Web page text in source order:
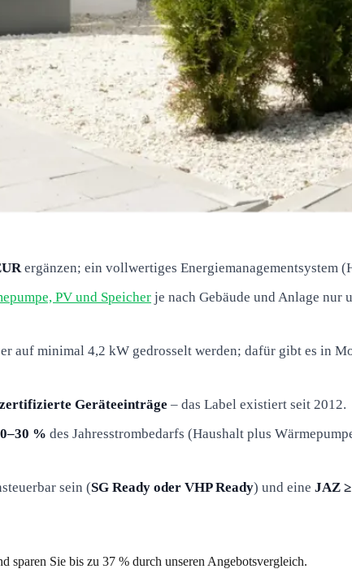
ergänzen; ein vollwertiges Energiemanagementsystem
PV und Speicher je nach Gebäude und Anlage nur
auf minimal 4,2 kW gedrosselt werden; dafür gibt es in
Geräteeinträge – das Label existiert seit 2012.
% des Jahresstrombedarfs (Haushalt plus
sein (SG Ready oder VHP Ready) und eine JAZ
sparen Sie bis zu 37 % durch unseren Angebotsvergleich.